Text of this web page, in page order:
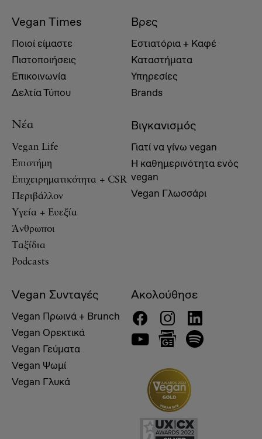
Vegan Times
Ποιοί είμαστε
Πιστοποιήσεις
Επικοινωνία
Δελτία Τύπου
Βρες
Εστιατόρια + Καφέ
Καταστήματα
Υπηρεσίες
Brands
Νέα
Vegan Life
Επιστήμη
Επιχειρηματικότητα + CSR
Περιβάλλον
Υγεία + Ευεξία
Άνθρωποι
Ταξίδια
Podcasts
Βιγκανισμός
Γιατί να γίνω vegan
Η καθημερινότητα ενός
vegan
Vegan Γλωσσάρι
Vegan Συνταγές
Vegan Πρωινά + Brunch
Vegan Ορεκτικά
Vegan Γεύματα
Vegan Ψωμί
Vegan Γλυκά
Ακολούθησε